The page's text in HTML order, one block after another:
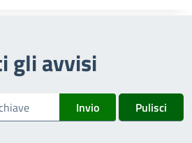
gli avvisi
Invio Pulisci